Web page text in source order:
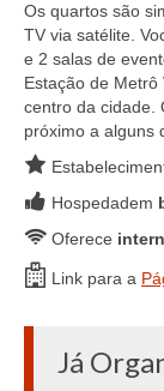
Os quartos são
TV via satélite.
e 2 salas de
Estação de
centro da cidade.
próximo a alguns
Hospedadem
Oferece
Link para a
Já